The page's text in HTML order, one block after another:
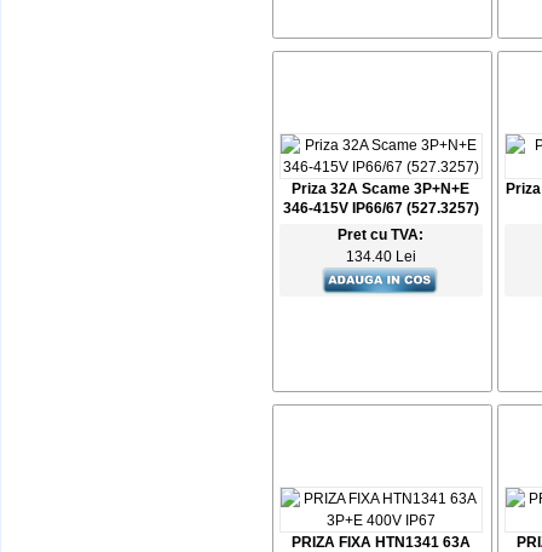
Priza 32A Scame 3P+N+E
346-415V IP66/67 (527.3257)
Pret cu TVA:
134.40 Lei
PRIZA FIXA HTN1341 63A